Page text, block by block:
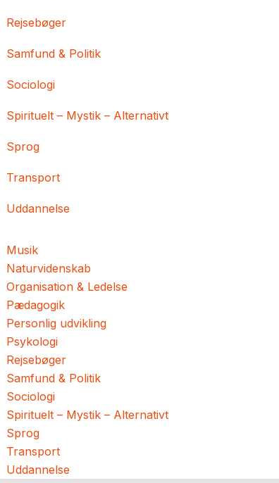
Rejsebøger
Samfund & Politik
Sociologi
Spirituelt – Mystik – Alternativt
Sprog
Transport
Uddannelse
Musik
Naturvidenskab
Organisation & Ledelse
Pædagogik
Personlig udvikling
Psykologi
Rejsebøger
Samfund & Politik
Sociologi
Spirituelt – Mystik – Alternativt
Sprog
Transport
Uddannelse